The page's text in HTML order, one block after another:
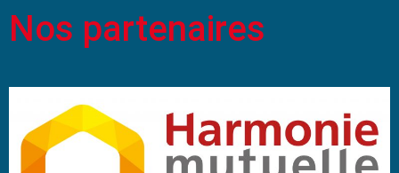
Nos partenaires